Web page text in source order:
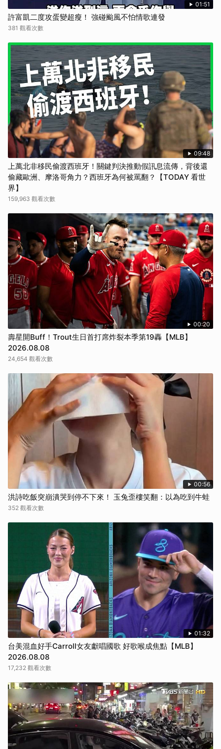
01:51
許富凱二度攻蛋變超瘦！ 強碰颱風不怕情歌連發
381 觀看次數
09:48
上萬北非移民偷渡西班牙！關鍵判決推動假訊息流傳，背後還
偷藏歐洲、摩洛哥角力？西班牙為何被罵翻？【TODAY 看世
界】
159,963 觀看次數
00:20
壽星開Buff！Trout生日首打席炸裂本季第19轟【MLB】
2026.08.08
24,654 觀看次數
00:56
洪詩吃飯突崩潰哭到停不下來！ 玉兔歪樓笑翻：以為吃到牛蛙
352 觀看次數
01:32
台美混血好手Carroll女友獻唱國歌 好歌喉成焦點【MLB】
2026.08.08
17,232 觀看次數